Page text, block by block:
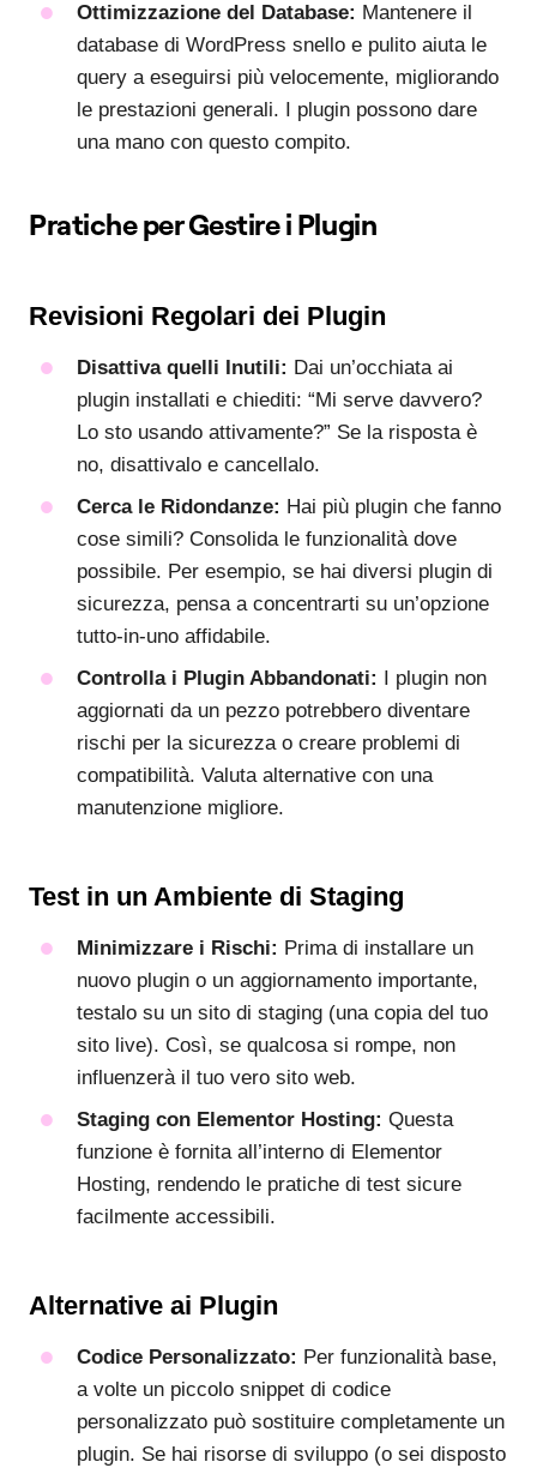
Ottimizzazione del Database: Mantenere il
database di WordPress snello e pulito aiuta le
query a eseguirsi più velocemente, migliorando
le prestazioni generali. I plugin possono dare
una mano con questo compito.
Pratiche per Gestire i Plugin
Revisioni Regolari dei Plugin
Disattiva quelli Inutili: Dai un’occhiata ai
plugin installati e chiediti: “Mi serve davvero?
Lo sto usando attivamente?” Se la risposta è
no, disattivalo e cancellalo.
Cerca le Ridondanze: Hai più plugin che fanno
cose simili? Consolida le funzionalità dove
possibile. Per esempio, se hai diversi plugin di
sicurezza, pensa a concentrarti su un’opzione
tutto-in-uno affidabile.
Controlla i Plugin Abbandonati: I plugin non
aggiornati da un pezzo potrebbero diventare
rischi per la sicurezza o creare problemi di
compatibilità. Valuta alternative con una
manutenzione migliore.
Test in un Ambiente di Staging
Minimizzare i Rischi: Prima di installare un
nuovo plugin o un aggiornamento importante,
testalo su un sito di staging (una copia del tuo
sito live). Così, se qualcosa si rompe, non
influenzerà il tuo vero sito web.
Staging con Elementor Hosting: Questa
funzione è fornita all’interno di Elementor
Hosting, rendendo le pratiche di test sicure
facilmente accessibili.
Alternative ai Plugin
Codice Personalizzato: Per funzionalità base,
a volte un piccolo snippet di codice
personalizzato può sostituire completamente un
plugin. Se hai risorse di sviluppo (o sei disposto